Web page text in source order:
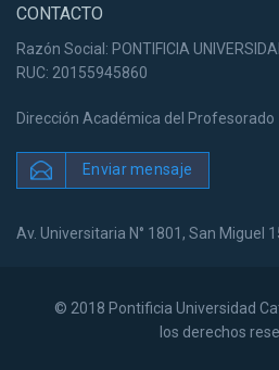
CONTACTO
Razón Social: PONTIFICIA
RUC: 20155945860
Dirección Académica del Profesorado
Enviar mensaje
Av. Universitaria N° 1801, San Miguel
© 2018 Pontificia Universidad
los derechos